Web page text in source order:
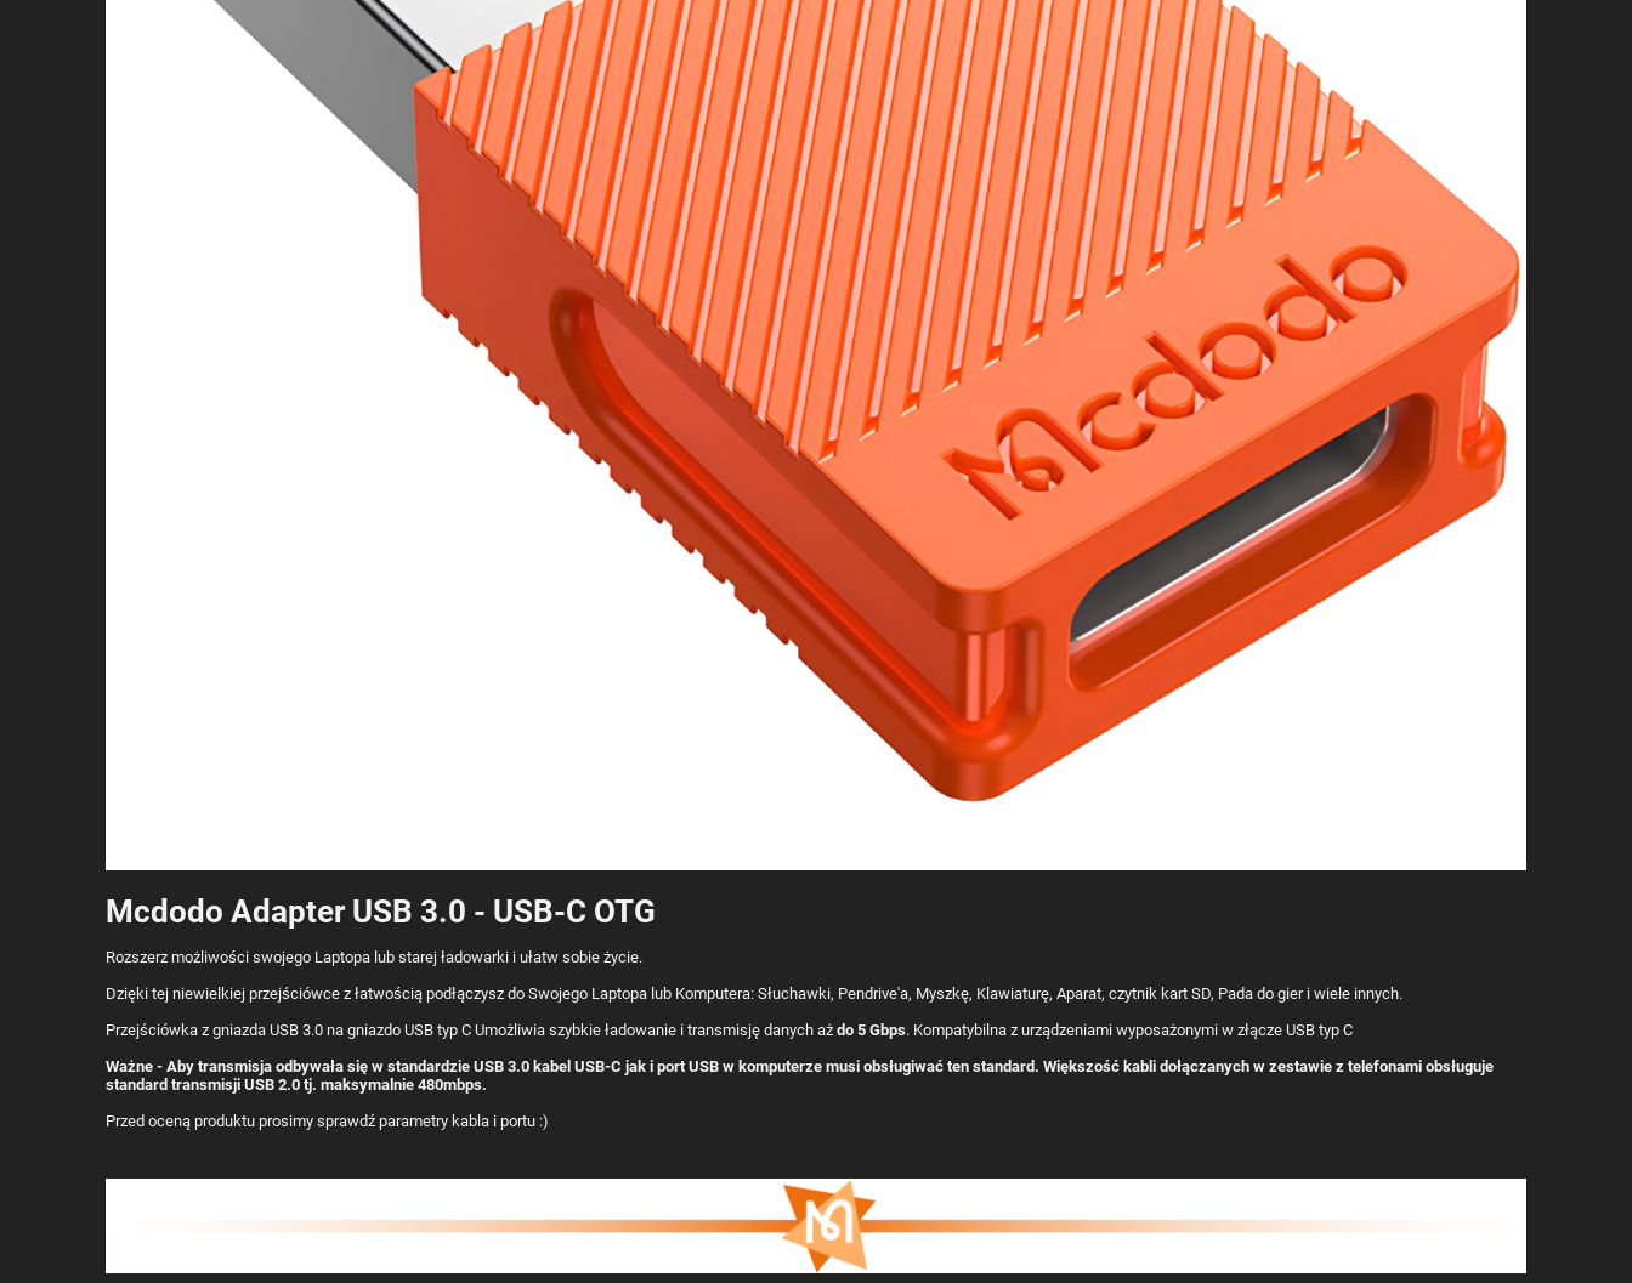
Mcdodo Adapter USB 3.0 - USB-C OTG
Rozszerz możliwości swojego Laptopa lub starej ładowarki i ułatw sobie życie.
Dzięki tej niewielkiej przejściówce z łatwością podłączysz do Swojego Laptopa lub Komputera: Słuchawki, Pendrive'a, Myszkę, Klawiaturę, Aparat, czytnik kart SD, Pada do gier i wiele innych.
Przejściówka z gniazda USB 3.0 na gniazdo USB typ C Umożliwia szybkie ładowanie i transmisję danych aż do 5 Gbps. Kompatybilna z urządzeniami wyposażonymi w złącze USB typ C
Ważne - Aby transmisja odbywała się w standardzie USB 3.0 kabel USB-C jak i port USB w komputerze musi obsługiwać ten standard. Większość kabli dołączanych w zestawie z telefonami obsługuje
standard transmisji USB 2.0 tj. maksymalnie 480mbps.
Przed oceną produktu prosimy sprawdź parametry kabla i portu :)